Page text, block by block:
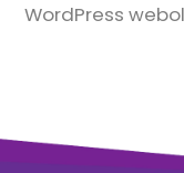
WordPress